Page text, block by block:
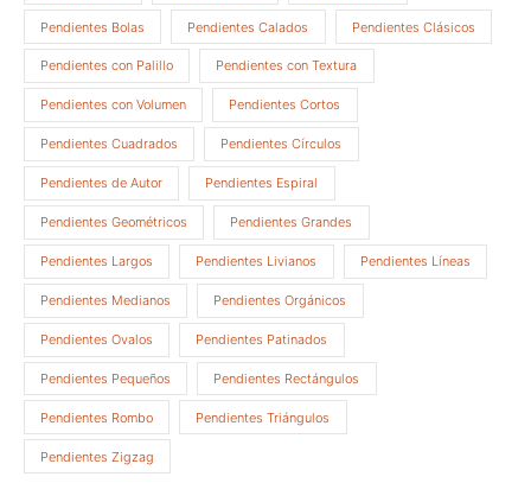
Pendientes Bolas Pendientes Calados Pendientes Clásicos
Pendientes con Palillo Pendientes con Textura
Pendientes con Volumen Pendientes Cortos
Pendientes Cuadrados Pendientes Círculos
Pendientes de Autor Pendientes Espiral
Pendientes Geométricos Pendientes Grandes
Pendientes Largos Pendientes Livianos Pendientes Líneas
Pendientes Medianos Pendientes Orgánicos
Pendientes Ovalos Pendientes Patinados
Pendientes Pequeños Pendientes Rectángulos
Pendientes Rombo Pendientes Triángulos
Pendientes Zigzag